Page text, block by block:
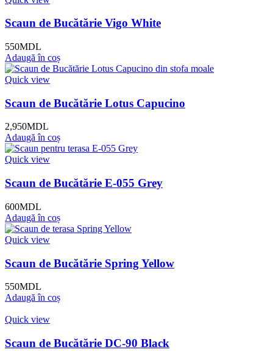
Scaun de Bucătărie Vigo White
550MDL
Adaugă în coș
Quick view
Scaun de Bucătărie Lotus Capucino
2,950MDL
Adaugă în coș
Quick view
Scaun de Bucătărie E-055 Grey
600MDL
Adaugă în coș
Quick view
Scaun de Bucătărie Spring Yellow
550MDL
Adaugă în coș
Quick view
Scaun de Bucătărie DC-90 Black